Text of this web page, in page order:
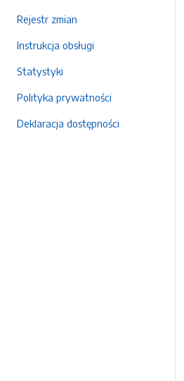
Rejestr zmian
Instrukcja obsługi
Statystyki
Polityka prywatności
Deklaracja dostępności